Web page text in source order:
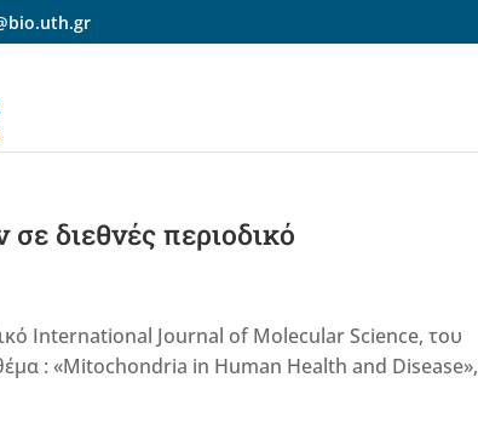
διεθνές περιοδικό
International Journal of Molecular Science, του
: «Mitochondria in Human Health and Disease»,